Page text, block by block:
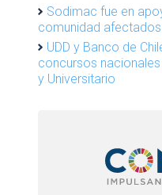
Sodimac fue en
comunidad
UDD y Banco de
concursos
y Universitario